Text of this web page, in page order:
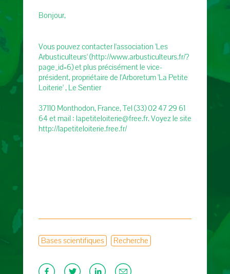
Bonjour,
Vous pouvez contacter l'association 'Les
Arbusticulteurs' (http://www.arbusticulteurs.fr/?
page_id=6) et plus précisément le vice-
président, propriétaire de l'Arboretum 'La Petite
Loiterie' , Le Sentier
37110 Monthodon, France, Tel (33) 02 47 29 61
64 et mail : lapetiteloiterie@free.fr. Voyez le site
http://lapetiteloiterie.free.fr/
Bases scientifiques Recherche